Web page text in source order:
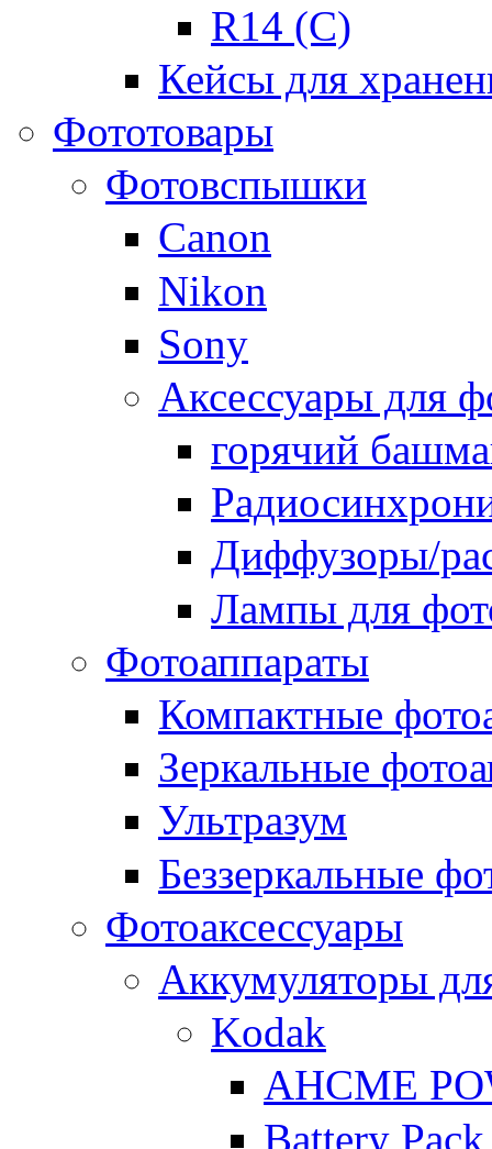
R14 (C)
Кейсы для
Фототовары
Фотовспышки
Canon
Nikon
Sony
Аксессуары для
горячий
Диффузоры/
Лампы для
Фотоаппараты
Компактные
Зеркальные
Ультразум
Беззеркальные
Фотоаксессуары
Аккумуляторы
Kodak
AHCME
Battery Pack